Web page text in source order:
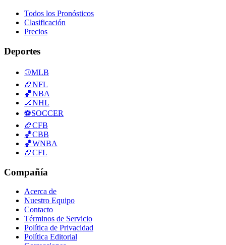
Todos los Pronósticos
Clasificación
Precios
Deportes
⚾MLB
🏈NFL
🏀NBA
🏒NHL
⚽SOCCER
🏈CFB
🏀CBB
🏀WNBA
🏈CFL
Compañía
Acerca de
Nuestro Equipo
Contacto
Términos de Servicio
Política de Privacidad
Política Editorial